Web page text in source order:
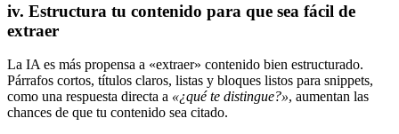
iv. Estructura tu contenido para que sea fácil de
extraer
La IA es más propensa a «extraer» contenido bien estructurado.
Párrafos cortos, títulos claros, listas y bloques listos para snippets,
como una respuesta directa a «¿qué te distingue?», aumentan las
chances de que tu contenido sea citado.